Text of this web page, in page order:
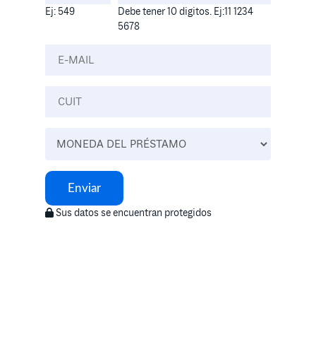
Ej: 549
Debe tener 10 digitos. Ej:11 1234
5678
Enviar
Sus datos se encuentran protegidos